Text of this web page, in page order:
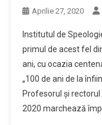
Aprilie 27, 2020
Institutul de
primul de acest fel
ani, cu ocazia
„100 de ani de la
Profesorul şi rectorul
2020 marchează